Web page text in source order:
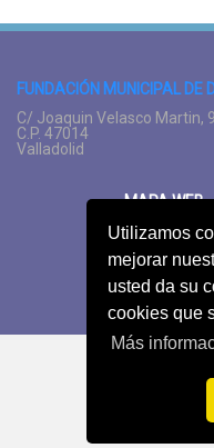
Utilizamos
mejorar
usted da su
cookies que
Más
FUNDACIÓN MUNICIPAL DE
C/ Joaquin Velasco Martin, 9
C.P. 47014
Valladolid
MAPA WEB
PREGUNTAS